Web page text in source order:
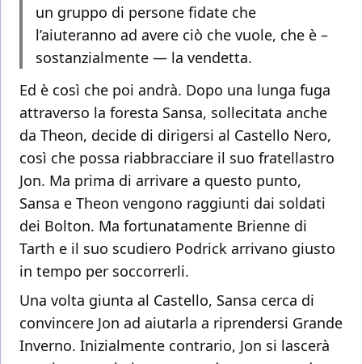
un gruppo di persone fidate che
l’aiuteranno ad avere ciò che vuole, che è –
sostanzialmente — la vendetta.
Ed è così che poi andrà. Dopo una lunga fuga
attraverso la foresta Sansa, sollecitata anche
da Theon, decide di dirigersi al Castello Nero,
così che possa riabbracciare il suo fratellastro
Jon. Ma prima di arrivare a questo punto,
Sansa e Theon vengono raggiunti dai soldati
dei Bolton. Ma fortunatamente Brienne di
Tarth e il suo scudiero Podrick arrivano giusto
in tempo per soccorrerli.
Una volta giunta al Castello, Sansa cerca di
convincere Jon ad aiutarla a riprendersi Grande
Inverno. Inizialmente contrario, Jon si lascerà